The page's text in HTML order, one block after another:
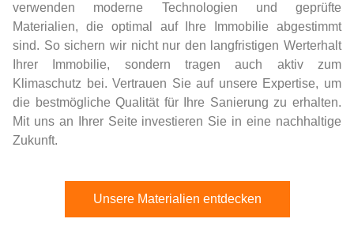
verwenden moderne Technologien und geprüfte
Materialien, die optimal auf Ihre Immobilie abgestimmt
sind. So sichern wir nicht nur den langfristigen Werterhalt
Ihrer Immobilie, sondern tragen auch aktiv zum
Klimaschutz bei. Vertrauen Sie auf unsere Expertise, um
die bestmögliche Qualität für Ihre Sanierung zu erhalten.
Mit uns an Ihrer Seite investieren Sie in eine nachhaltige
Zukunft.
Unsere Materialien entdecken